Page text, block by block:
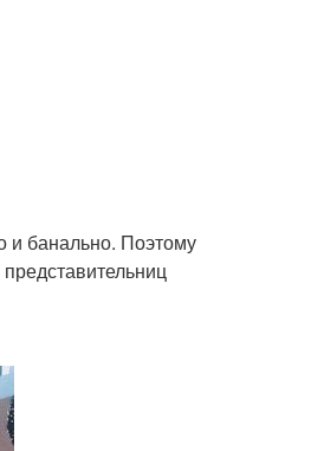
и банально. Поэтому